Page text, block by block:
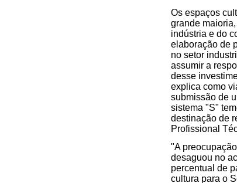
Os espaços
grande
indústria e do
elaboração de
no setor
assumir a
desse
explica como
submissão de
sistema "S"
destinação de
Profissional
"A
desaguou no
percentual de
cultura para o